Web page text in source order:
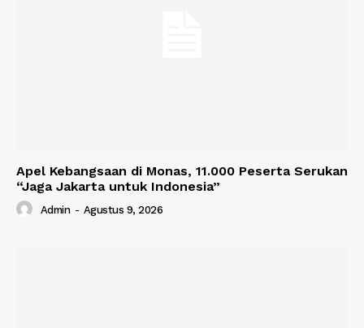
Apel Kebangsaan di Monas, 11.000 Peserta Serukan
“Jaga Jakarta untuk Indonesia”
Admin - Agustus 9, 2026